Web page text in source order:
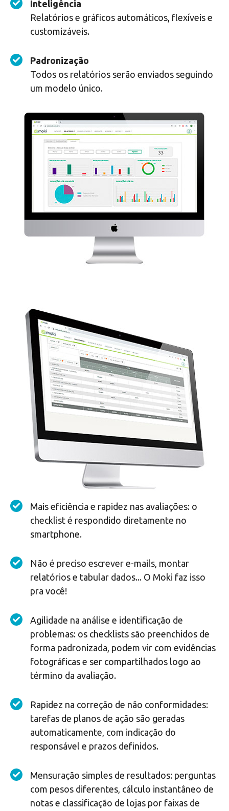
Inteligência
Relatórios e gráficos automáticos, flexíveis e
customizáveis.
Padronização
Todos os relatórios serão enviados seguindo
um modelo único.
Mais eficiência e rapidez nas avaliações: o
checklist é respondido diretamente no
smartphone.
Não é preciso escrever e-mails, montar
relatórios e tabular dados... O Moki faz isso
pra você!
Agilidade na análise e identificação de
problemas: os checklists são preenchidos de
forma padronizada, podem vir com evidências
fotográficas e ser compartilhados logo ao
término da avaliação.
Rapidez na correção de não conformidades:
tarefas de planos de ação são geradas
automaticamente, com indicação do
responsável e prazos definidos.
Mensuração simples de resultados: perguntas
com pesos diferentes, cálculo instantâneo de
notas e classificação de lojas por faixas de